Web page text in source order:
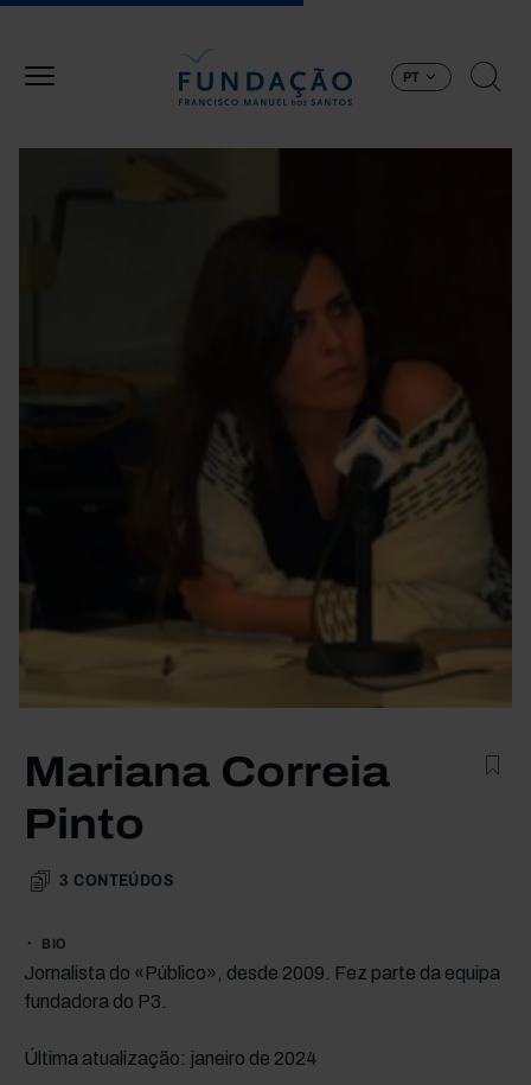
PT
Mariana Correia
Pinto
3 CONTEÚDOS
BIO
Jornalista do «Público», desde 2009. Fez parte da equipa
fundadora do P3.
Última atualização: janeiro de 2024